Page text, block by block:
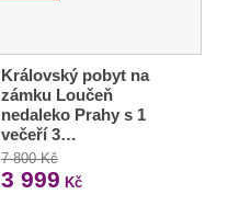
Královský pobyt na
zámku Loučeň
nedaleko Prahy s 1
večeří 3…
7 800 Kč
3 999 Kč